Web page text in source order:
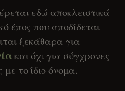
εδώ αποκλειστικά
έπος που αποδίδεται
ξεκάθαρα για
και όχι για σύγχρονες
με το ίδιο όνομα.